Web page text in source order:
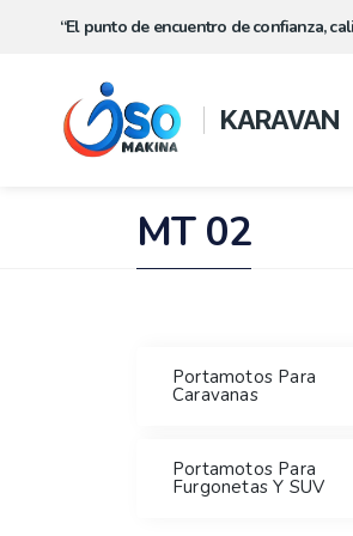
“El punto de encuentro de confianza,
KARAVAN
MT 02
Portamotos Para
Caravanas
Portamotos Para
Furgonetas Y SUV
Modelo Plegable de 90 Grados